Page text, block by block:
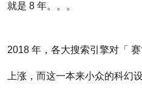
就是 8 年。。。
2018 年，各大搜索引擎对「
上涨，而这一本来小众的科幻